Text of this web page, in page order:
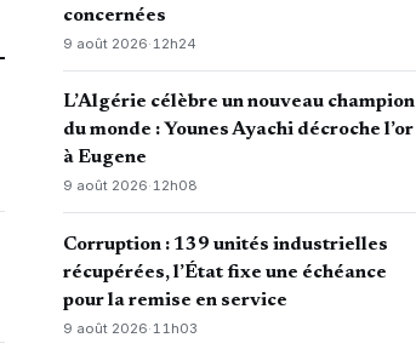
concernées
9 août 2026·12h24
L’Algérie célèbre un nouveau champion
du monde : Younes Ayachi décroche l’or
à Eugene
9 août 2026·12h08
Corruption : 139 unités industrielles
récupérées, l’État fixe une échéance
pour la remise en service
9 août 2026· 11h03